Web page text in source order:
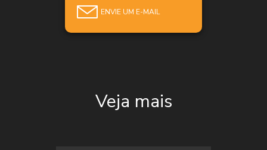
ENVIE UM E-MAIL
Veja mais